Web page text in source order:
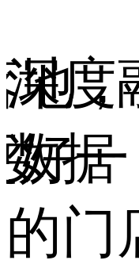
行业
智能
理系
操作
让门
一点